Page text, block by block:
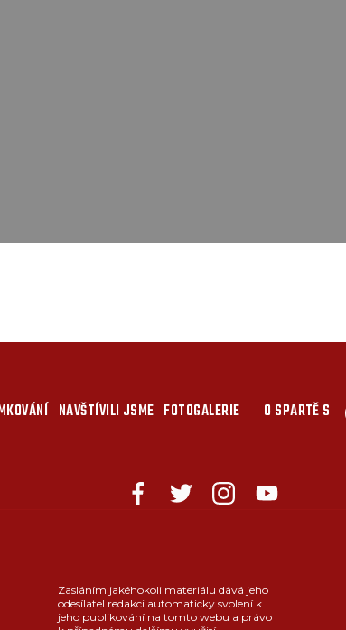
NAVŠTÍVILI JSME FOTOGALERIE O SPARTĚ S
Zasláním jakéhokoli materiálu dává jeho
odesílatel redakci automaticky svolení k
jeho publikování na tomto webu a právo